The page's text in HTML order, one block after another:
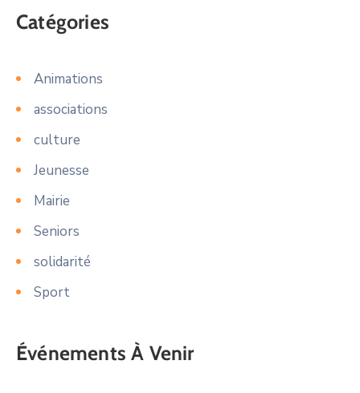
Catégories
Animations
associations
culture
Jeunesse
Mairie
Seniors
solidarité
Sport
Événements À Venir